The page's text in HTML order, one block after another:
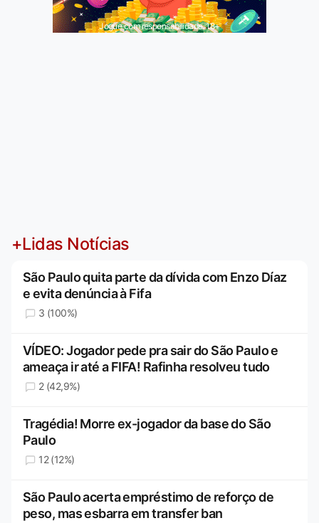
Jogue com responsabilidade. 18+
+Lidas Notícias
São Paulo quita parte da dívida com Enzo Díaz
e evita denúncia à Fifa
3 (100%)
VÍDEO: Jogador pede pra sair do São Paulo e
ameaça ir até a FIFA! Rafinha resolveu tudo
2 (42,9%)
Tragédia! Morre ex-jogador da base do São
Paulo
12 (12%)
São Paulo acerta empréstimo de reforço de
peso, mas esbarra em transfer ban